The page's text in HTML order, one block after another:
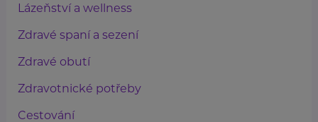
Lázeňství a wellness
Zdravé spaní a sezení
Zdravé obutí
Zdravotnické potřeby
Cestování